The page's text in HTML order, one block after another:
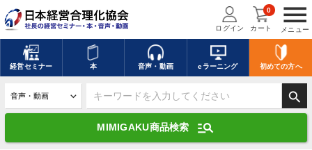
menu
メニュー
ログイン カート
0
経営セミナー 本 音声・動画 eラーニング 初めての方へ
search
MIMIGAKU商品検索 manage_search
キーワードを入力して探す
デジタル版対応のみ検索結果に表示する